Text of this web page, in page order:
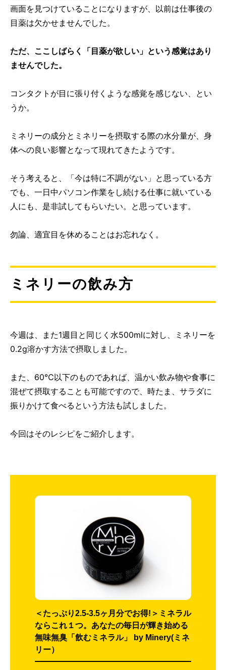
画面を見つけていることになりますが、以前は仕事後の
目薬は欠かせませんでした。
ただ、ここしばらく「目薬が欲しい」という感覚はあり
ませんでした。
コンタクトが目に張り付くような感覚を感じない、とい
うか。
ミネリーの成分とミネリーを摂取する際の水分量が、身
体への良い影響となって現れてきたようです。
そう考えると、「今は特に不調がない」と思っている方
でも、一日中パソコン作業をし続ける仕事に就いている
人にも、是非試してもらいたい。と思っています。
勿論、適宜目を休めることはお忘れなく。
ミネリーの飲み方
今週は、また1週目と同じく水500mlに対し、ミネリーを
0.2g溶かす方法で摂取しました。
また、60℃以下のものであれば、温かい飲み物や食事に
混ぜて摂取することも可能ですので、時たま、サラダに
振りかけて食べるという方法も試しました。
今回はそのレシピをご紹介します。
＜たっぷり2.5-3.5ヶ月分でお得!＞ミネラル
ならこれ１つ。あなたの毎日が輝き始める
無味無臭「飲むミネラル」 by Minery(ミネ
リー）